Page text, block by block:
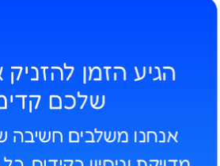
הגיע הזמן
שלכם
אנחנו משלבים חשיבה